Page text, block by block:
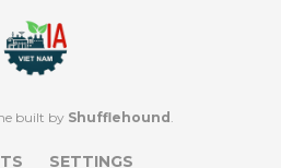
built by Shufflehound
SETTINGS